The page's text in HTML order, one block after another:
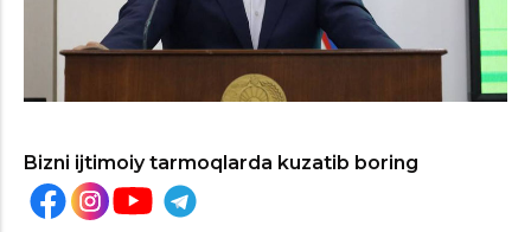
Bizni ijtimoiy tarmoqlarda kuzatib boring